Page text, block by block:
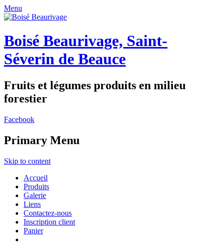
Menu
Boisé Beaurivage, Saint-
Séverin de Beauce
Fruits et légumes produits en milieu
forestier
Facebook
Primary Menu
Skip to content
Accueil
Produits
Galerie
Liens
Contactez-nous
Inscription client
Panier